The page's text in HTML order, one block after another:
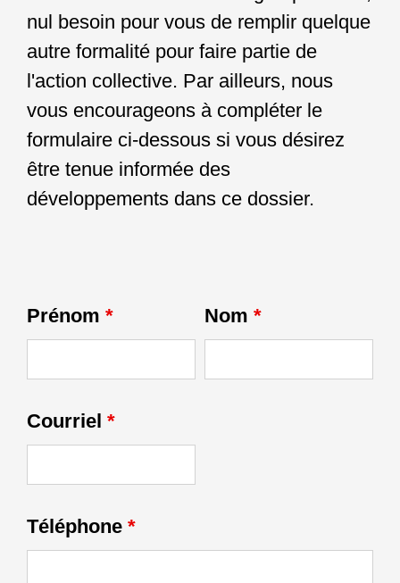
nul besoin pour vous de remplir quelque
autre formalité pour faire partie de
l'action collective. Par ailleurs, nous
vous encourageons à compléter le
formulaire ci-dessous si vous désirez
être tenue informée des
développements dans ce dossier.
Prénom * Nom *
Courriel *
Téléphone *